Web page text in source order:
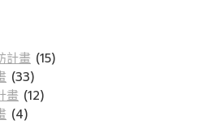
計畫 (15)
(33)
畫 (12)
(4)